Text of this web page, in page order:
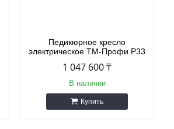
Педикюрное кресло
электрическое ТМ-Профи P33
1 047 600 ₸
В наличии
Купить